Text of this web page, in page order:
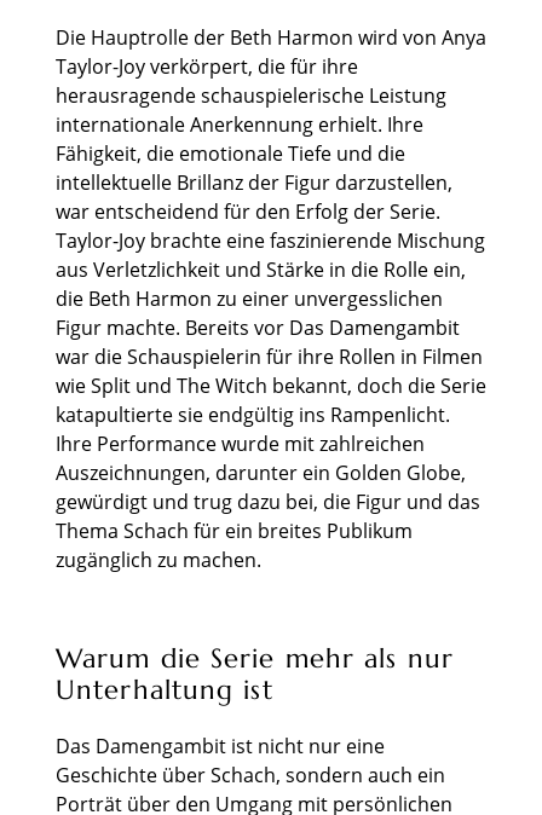
Die Hauptrolle der Beth Harmon wird von Anya
Taylor-Joy verkörpert, die für ihre
herausragende schauspielerische Leistung
internationale Anerkennung erhielt. Ihre
Fähigkeit, die emotionale Tiefe und die
intellektuelle Brillanz der Figur darzustellen,
war entscheidend für den Erfolg der Serie.
Taylor-Joy brachte eine faszinierende Mischung
aus Verletzlichkeit und Stärke in die Rolle ein,
die Beth Harmon zu einer unvergesslichen
Figur machte. Bereits vor Das Damengambit
war die Schauspielerin für ihre Rollen in Filmen
wie Split und The Witch bekannt, doch die Serie
katapultierte sie endgültig ins Rampenlicht.
Ihre Performance wurde mit zahlreichen
Auszeichnungen, darunter ein Golden Globe,
gewürdigt und trug dazu bei, die Figur und das
Thema Schach für ein breites Publikum
zugänglich zu machen.
Warum die Serie mehr als nur
Unterhaltung ist
Das Damengambit ist nicht nur eine
Geschichte über Schach, sondern auch ein
Porträt über den Umgang mit persönlichen